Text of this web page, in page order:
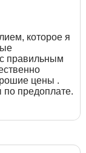
которое я
правильным
цены .
по предоплате.